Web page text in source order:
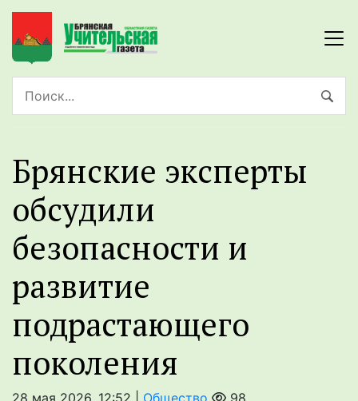
Брянские эксперты
обсудили
безопасности и
развитие
подрастающего
поколения